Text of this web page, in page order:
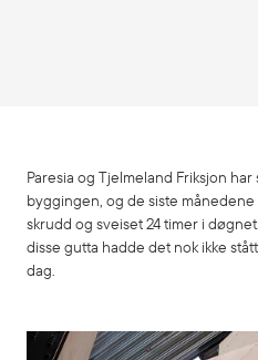
Paresia og Tjelmeland Friksjon
byggingen, og de siste
skrudd og sveiset 24 timer i
disse gutta hadde det nok ikke
dag.